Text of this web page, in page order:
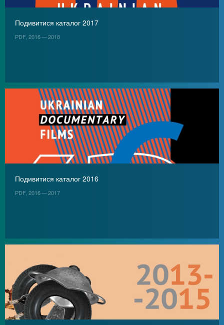
Подивитися каталог 2017
PDF, 2016 — 2018
Подивитися каталог 2016
PDF, 2016 — 2017